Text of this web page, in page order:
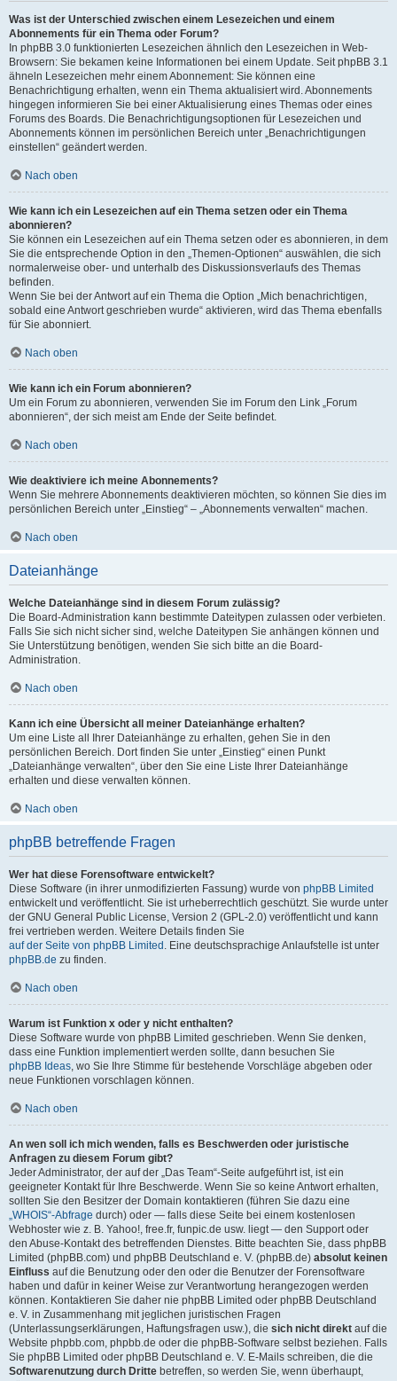
Was ist der Unterschied zwischen einem Lesezeichen und einem
Abonnements für ein Thema oder Forum?
In phpBB 3.0 funktionierten Lesezeichen ähnlich den Lesezeichen in Web-
Browsern: Sie bekamen keine Informationen bei einem Update. Seit phpBB 3.1
ähneln Lesezeichen mehr einem Abonnement: Sie können eine
Benachrichtigung erhalten, wenn ein Thema aktualisiert wird. Abonnements
hingegen informieren Sie bei einer Aktualisierung eines Themas oder eines
Forums des Boards. Die Benachrichtigungsoptionen für Lesezeichen und
Abonnements können im persönlichen Bereich unter „Benachrichtigungen
einstellen“ geändert werden.
Nach oben
Wie kann ich ein Lesezeichen auf ein Thema setzen oder ein Thema
abonnieren?
Sie können ein Lesezeichen auf ein Thema setzen oder es abonnieren, in dem
Sie die entsprechende Option in den „Themen-Optionen“ auswählen, die sich
normalerweise ober- und unterhalb des Diskussionsverlaufs des Themas
befinden.
Wenn Sie bei der Antwort auf ein Thema die Option „Mich benachrichtigen,
sobald eine Antwort geschrieben wurde“ aktivieren, wird das Thema ebenfalls
für Sie abonniert.
Nach oben
Wie kann ich ein Forum abonnieren?
Um ein Forum zu abonnieren, verwenden Sie im Forum den Link „Forum
abonnieren“, der sich meist am Ende der Seite befindet.
Nach oben
Wie deaktiviere ich meine Abonnements?
Wenn Sie mehrere Abonnements deaktivieren möchten, so können Sie dies im
persönlichen Bereich unter „Einstieg“ – „Abonnements verwalten“ machen.
Nach oben
Dateianhänge
Welche Dateianhänge sind in diesem Forum zulässig?
Die Board-Administration kann bestimmte Dateitypen zulassen oder verbieten.
Falls Sie sich nicht sicher sind, welche Dateitypen Sie anhängen können und
Sie Unterstützung benötigen, wenden Sie sich bitte an die Board-
Administration.
Nach oben
Kann ich eine Übersicht all meiner Dateianhänge erhalten?
Um eine Liste all Ihrer Dateianhänge zu erhalten, gehen Sie in den
persönlichen Bereich. Dort finden Sie unter „Einstieg“ einen Punkt
„Dateianhänge verwalten“, über den Sie eine Liste Ihrer Dateianhänge
erhalten und diese verwalten können.
Nach oben
phpBB betreffende Fragen
Wer hat diese Forensoftware entwickelt?
Diese Software (in ihrer unmodifizierten Fassung) wurde von phpBB Limited
entwickelt und veröffentlicht. Sie ist urheberrechtlich geschützt. Sie wurde unter
der GNU General Public License, Version 2 (GPL-2.0) veröffentlicht und kann
frei vertrieben werden. Weitere Details finden Sie
auf der Seite von phpBB Limited . Eine deutschsprachige Anlaufstelle ist unter
phpBB.de zu finden.
Nach oben
Warum ist Funktion x oder y nicht enthalten?
Diese Software wurde von phpBB Limited geschrieben. Wenn Sie denken,
dass eine Funktion implementiert werden sollte, dann besuchen Sie
phpBB Ideas, wo Sie Ihre Stimme für bestehende Vorschläge abgeben oder
neue Funktionen vorschlagen können.
Nach oben
An wen soll ich mich wenden, falls es Beschwerden oder juristische
Anfragen zu diesem Forum gibt?
Jeder Administrator, der auf der „Das Team“-Seite aufgeführt ist, ist ein
geeigneter Kontakt für Ihre Beschwerde. Wenn Sie so keine Antwort erhalten,
sollten Sie den Besitzer der Domain kontaktieren (führen Sie dazu eine
„WHOIS“-Abfrage durch) oder — falls diese Seite bei einem kostenlosen
Webhoster wie z. B. Yahoo!, free.fr, funpic.de usw. liegt — den Support oder
den Abuse-Kontakt des betreffenden Dienstes. Bitte beachten Sie, dass phpBB
Limited (phpBB.com) und phpBB Deutschland e. V. (phpBB.de) absolut keinen
Einfluss auf die Benutzung oder den oder die Benutzer der Forensoftware
haben und dafür in keiner Weise zur Verantwortung herangezogen werden
können. Kontaktieren Sie daher nie phpBB Limited oder phpBB Deutschland
e. V. in Zusammenhang mit jeglichen juristischen Fragen
(Unterlassungserklärungen, Haftungsfragen usw.), die sich nicht direkt auf die
Website phpbb.com, phpbb.de oder die phpBB-Software selbst beziehen. Falls
Sie phpBB Limited oder phpBB Deutschland e. V. E-Mails schreiben, die die
Softwarenutzung durch Dritte betreffen, so werden Sie, wenn überhaupt,